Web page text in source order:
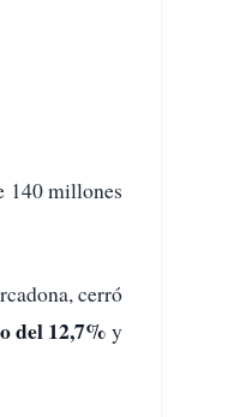
140 millones
cerró
del 12,7% y